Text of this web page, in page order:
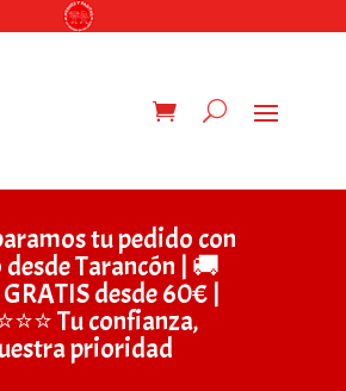
tu pedido con
Tarancón | 🚚
desde 60€ |
Tu confianza,
prioridad